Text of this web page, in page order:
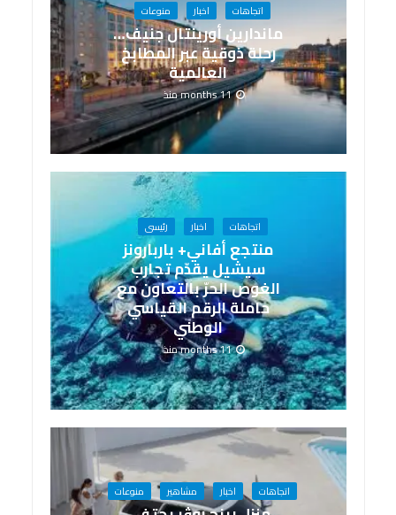
اتجاهات اخبار منوعات
ماندارين أورينتال جنيف…
رحلة ذوقية عبر المطابخ
العالمية
11 months منذ
اتجاهات اخبار رئيسى
منتجع أفاني+ باربارونز
سيشيل يقدّم تجارب
الغوص الحرّ بالتعاون مع
حاملة الرقم القياسي
الوطني
11 months منذ
اتجاهات اخبار مشاهير منوعات